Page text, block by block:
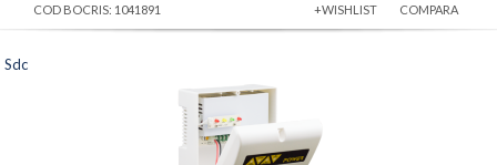
COD BOCRIS: 1041891 +WISHLIST COMPARA
Sdc